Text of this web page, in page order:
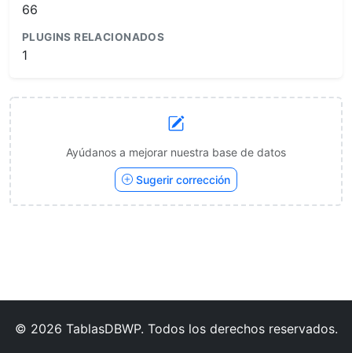
66
PLUGINS RELACIONADOS
1
Ayúdanos a mejorar nuestra base de datos
Sugerir corrección
© 2026 TablasDBWP. Todos los derechos reservados.